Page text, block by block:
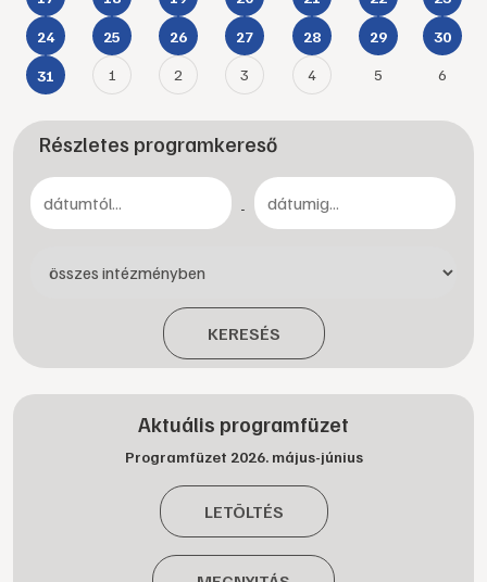
24 25 26 27 28 29 30
31 1 2 3 4 5 6
Részletes programkereső
-
KERESÉS
Aktuális programfüzet
Programfüzet 2026. május-június
LETÖLTÉS